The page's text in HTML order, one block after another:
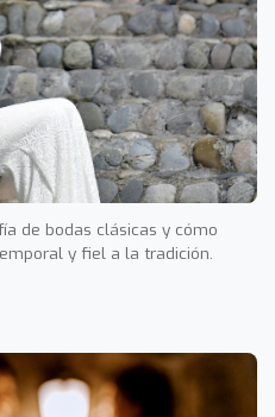
de bodas clásicas y cómo
y fiel a la tradición.